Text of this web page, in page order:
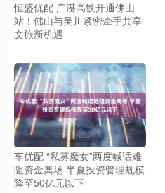
恒盛优配 广湛高铁开通佛山
站！佛山与吴川紧密牵手共享
文旅新机遇
车优配 “私募魔女”两度喊话难
阻资金离场 半夏投资管理规模
降至50亿元以下